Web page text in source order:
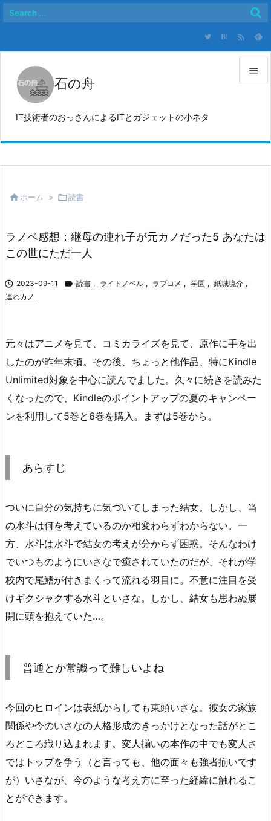
石の舟
IT技術者のおっさんによるITとガジェットの小ネタ

サイド
検索
B! 
 ホーム > 読書
ラノベ感想：継母の連れ子が元カノだった5 あなたは
この世にただ一人
 2023-09-11  読書 , ライトノベル , ラブコメ , 学園 , 紙城境介 ,
連れカノ
元々はアニメを見て、コミカライズを見て、原作に手を出
したのが昨年末頃。その後、ちょっと他作品、特にKindle
Unlimited対象を中心に読んでました。久々に続きを読みた
くなったので、Kindleのポイントアップの夏のキャンペー
ンを利用して5巻と6巻を購入。まずは5巻から。
あらすじ
ついに自分の気持ちに気づいてしまった結女。しかし、当
の水斗は何を考えているのか相変わらずわからない。一
方、水斗は水斗で結女の考えが分からず困惑。そんなわけ
でいつものようにいさなで癒されていたのだが、それが学
校内で尾鰭が付きまくって流れる羽目に。不意に注目を受
けギクシャクする水斗といさな。しかし、結女も思わぬ展
開に頭を抱えていた…。
普通とか常識って難しいよね
今回のヒロインは表紙からしても東頭いさな。彼女の家族
関係や今のいさなの人格形成のきっかけとなった話がとこ
ろどころ織り込まれます。変人揃いの本作の中でも変人さ
ではトップを争う（と言っても、他の面々も強者揃いです
が）いさなが、今のような考え方に至った経緯に触れるこ
とができます。